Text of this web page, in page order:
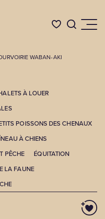
WABAN-AKI
À LOUER
POISSONS DES CHENAUX
À CHIENS
PÊCHE
ÉQUITATION
LA FAUNE